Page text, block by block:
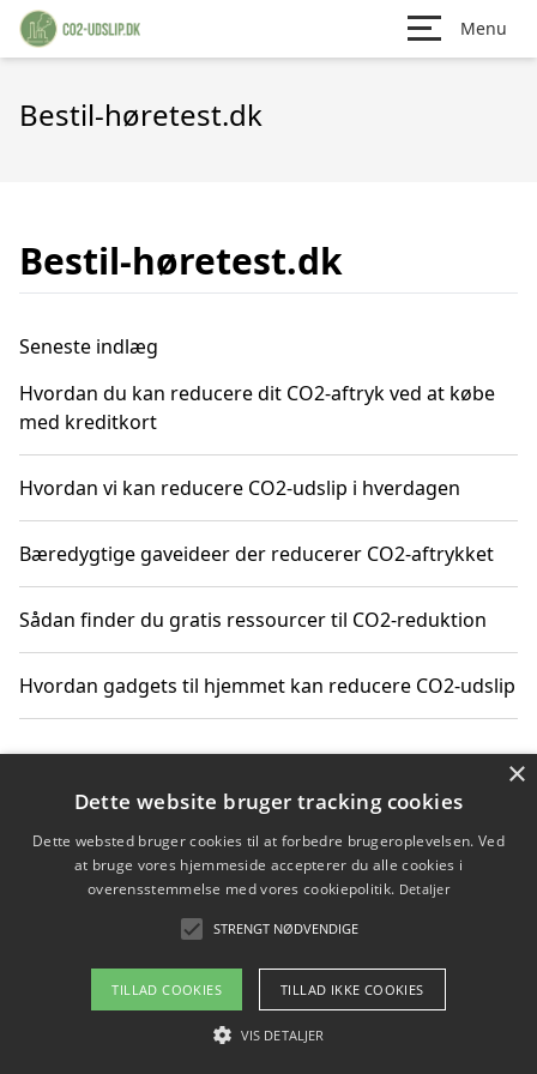
Menu
Bestil-høretest.dk
Bestil-høretest.dk
Seneste indlæg
Hvordan du kan reducere dit CO2-aftryk ved at købe
med kreditkort
Hvordan vi kan reducere CO2-udslip i hverdagen
Bæredygtige gaveideer der reducerer CO2-aftrykket
Sådan finder du gratis ressourcer til CO2-reduktion
Hvordan gadgets til hjemmet kan reducere CO2-udslip
Copyright 2026 - Pilanto Aps
Om / kontakt
Blog Betingelser
×
Dette website bruger tracking cookies
Dette websted bruger cookies til at forbedre brugeroplevelsen. Ved
at bruge vores hjemmeside accepterer du alle cookies i
overensstemmelse med vores cookiepolitik. Detaljer
STRENGT NØDVENDIGE
TILLAD COOKIES TILLAD IKKE COOKIES
VIS DETALJER